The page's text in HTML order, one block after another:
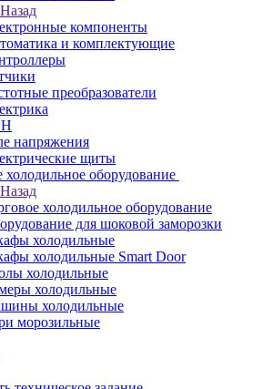
Назад
компоненты
и комплектующие
преобразователи
напряжения
щиты
холодильное оборудование
Назад
холодильное оборудование
для шоковой заморозки
холодильные
холодильные Smart Door
холодильные
холодильные
холодильные
морозильные